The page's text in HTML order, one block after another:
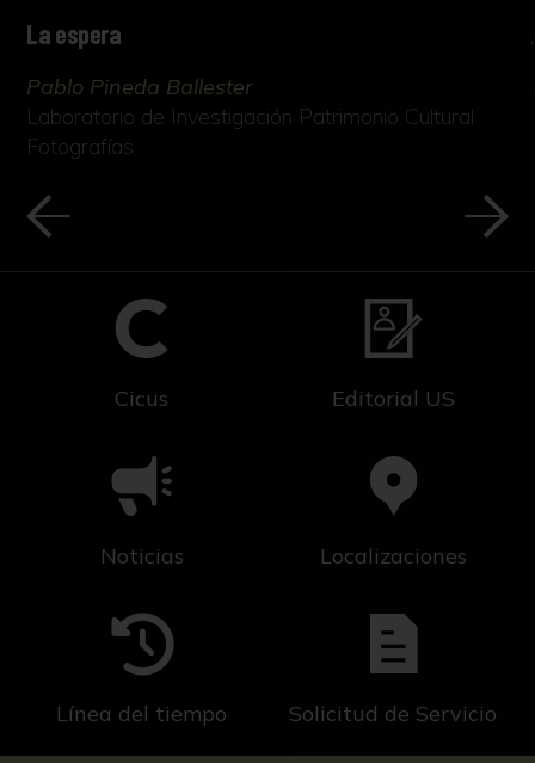
La espera
Pablo Pineda Ballester
Laboratorio de Investigación Patrimonio Cultural
Fotografías
Cicus Editorial US
Noticias Localizaciones
Línea del tiempo Solicitud de Servicio